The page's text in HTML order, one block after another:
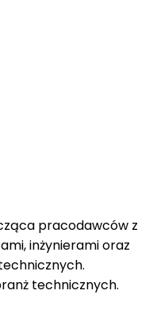
pracodawców z
inżynierami oraz
technicznych.